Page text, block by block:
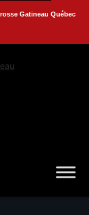
Gatineau Québec